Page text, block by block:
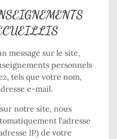
message sur le site,
personnels
tels que votre nom,
e-mail.
notre site, nous
l'adresse
IP) de votre